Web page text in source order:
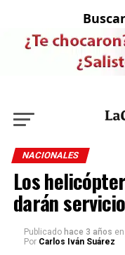
Buscan
NACIONALES
Los
darán
Publicado hace 3 años en
Por Carlos Iván Suárez